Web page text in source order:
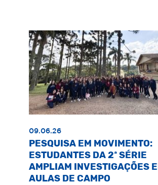
09.06.26
PESQUISA EM MOVIMENTO:
ESTUDANTES DA 2ª SÉRIE
AMPLIAM INVESTIGAÇÕES
AULAS DE CAMPO